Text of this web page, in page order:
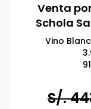
Venta
Schola
Vino
S/.